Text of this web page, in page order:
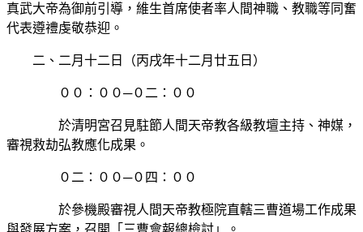
真武大帝為御前引導，維生首席使者率人間神職、教職等同奮
代表遵禮虔敬恭迎。
二、二月十二日（丙戌年十二月廿五日）
００：００─０二：００
於清明宮召見駐節人間天帝教各級教壇主持、神媒，
審視救劫弘教應化成果。
０二：００─０四：００
於參機殿審視人間天帝教極院直轄三曹道場工作成果
與發展方案，召開「三曹會報總檢討」。